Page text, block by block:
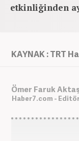
etkinliğinden
KAYNAK : TRT
Ömer Faruk
Haber7.com -